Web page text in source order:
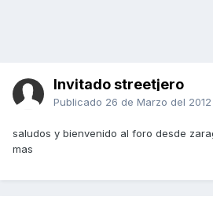
Invitado streetjero
Publicado 26 de Marzo del 2012
saludos y bienvenido al foro desde
mas